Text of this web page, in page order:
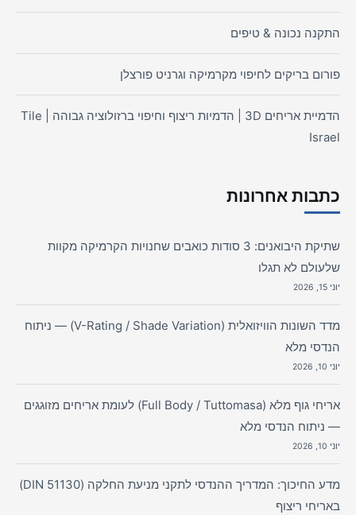
התקנה נכונה & טיפים
פורום בריקים לחיפוי מקרמיקה וגרניט פורצלן
הדמיית אריחים 3D | הדמיות ריצוף וחיפוי ברזולוציה גבוהה | Tile
Israel
כתבות אחרונות
שתיקת היבואנים: 3 סודות כואבים שחנויות הקרמיקה מקוות
שלעולם לא תגלו
יוני 15, 2026
מדד השונות הוויזואלית (V-Rating / Shade Variation) — ניתוח
הנדסי מלא
יוני 10, 2026
אריחי גוף מלא (Full Body / Tuttomasa) לעומת אריחים מזוגגים
— ניתוח הנדסי מלא
יוני 10, 2026
מדע החיכוך: המדריך ההנדסי לתקני מניעת החלקה (DIN 51130)
באריחי ריצוף